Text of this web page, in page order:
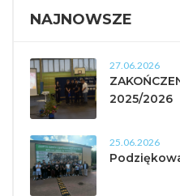
NAJNOWSZE
27.06.2026
2025/2026
25.06.2026